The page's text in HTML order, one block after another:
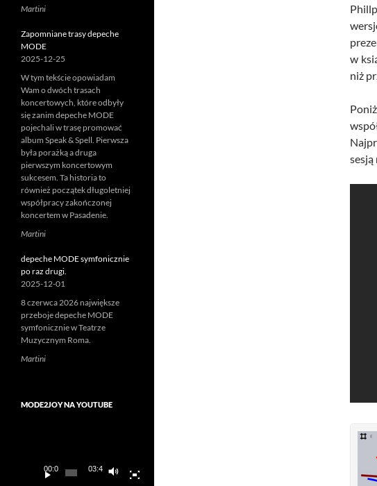
w
niż
sesją
Martini
Zapomniane trasy depeche
MODE
2025-12-25
W tym tekście opowiadam
Wam o dwóch trasach
koncertowych, które odbyły
się zanim depeche MODE
pojechali w trasę promować
album Speak & Spell. Pierwsza
była porażką a druga
pierwszym koncertowym
sukcesem. Ta historia to
również początek długoletniej
współpracy zakończonej
koncertem w Pasadenie.
Martini
depeche MODE symfonicznie
po raz drugi.
2025-12-01
8 czerwca 2026 największe
przeboje depeche MODE
symfonicznie w Teatrze
Muzycznym Roma.
Martini
MODE2JOY NA YOUTUBE
00:00 03:45